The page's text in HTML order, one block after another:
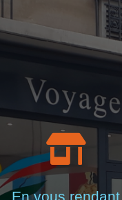
En vous rendant